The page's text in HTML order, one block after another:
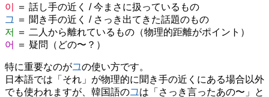
이
＝ 話し手の近く / 今まさに扱っているもの
그 ＝ 聞き手の近く / さっき出てきた話題のもの
저
＝ 二人から離れているもの（物理的距離がポイント）
어
＝ 疑問（どの〜？）
特に重要なのが그の使い方です。
日本語では「それ」が物理的に聞き手の近くにある場合以外
でも使われますが、韓国語の그は「さっき言ったあの〜」と